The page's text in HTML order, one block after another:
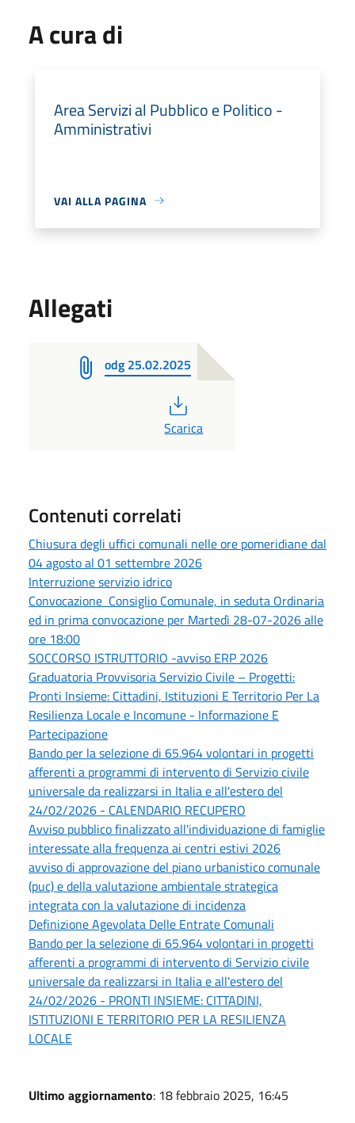
A cura di
Area Servizi al Pubblico e Politico -
Amministrativi
VAI ALLA PAGINA
Allegati
odg 25.02.2025
PDF
Scarica
Contenuti correlati
Chiusura degli uffici comunali nelle ore pomeridiane dal
04 agosto al 01 settembre 2026
Interruzione servizio idrico
Convocazione Consiglio Comunale, in seduta Ordinaria
ed in prima convocazione per Martedì 28-07-2026 alle
ore 18:00
SOCCORSO ISTRUTTORIO -avviso ERP 2026
Graduatoria Provvisoria Servizio Civile – Progetti:
Pronti Insieme: Cittadini, Istituzioni E Territorio Per La
Resilienza Locale e Incomune - Informazione E
Partecipazione
Bando per la selezione di 65.964 volontari in progetti
afferenti a programmi di intervento di Servizio civile
universale da realizzarsi in Italia e all'estero del
24/02/2026 - CALENDARIO RECUPERO
Avviso pubblico finalizzato all'individuazione di famiglie
interessate alla frequenza ai centri estivi 2026
avviso di approvazione del piano urbanistico comunale
(puc) e della valutazione ambientale strategica
integrata con la valutazione di incidenza
Definizione Agevolata Delle Entrate Comunali
Bando per la selezione di 65.964 volontari in progetti
afferenti a programmi di intervento di Servizio civile
universale da realizzarsi in Italia e all'estero del
24/02/2026 - PRONTI INSIEME: CITTADINI,
ISTITUZIONI E TERRITORIO PER LA RESILIENZA
LOCALE
Ultimo aggiornamento: 18 febbraio 2025, 16:45